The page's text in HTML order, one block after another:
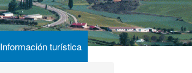
Información turística